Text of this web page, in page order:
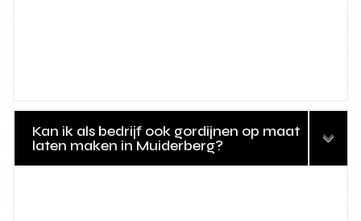
Kan ik als bedrijf ook gordijnen op maat
laten maken in Muiderberg?